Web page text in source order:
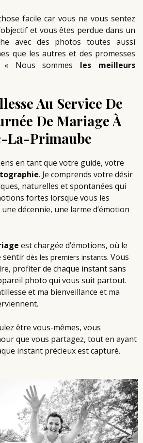
facile car vous ne vous sentez
et vous êtes perdue dans un
avec des photos toutes aussi
que les autres et des promesses
Nous sommes les meilleurs
Au Service De
De Mariage À
La-Primaube
en tant que votre guide, votre
. Je comprends votre désir
naturelles et spontanées qui
fortes lorsque vous les
décennie, une larme d’émotion
est chargée d’émotions, où le
sentir dès les premiers instants. Vous
profiter de chaque instant sans
photo qui vous suit partout.
et ma bienveillance et ma
être vous-mêmes, vous
que vous partagez, tout en ayant
instant précieux est capturé.